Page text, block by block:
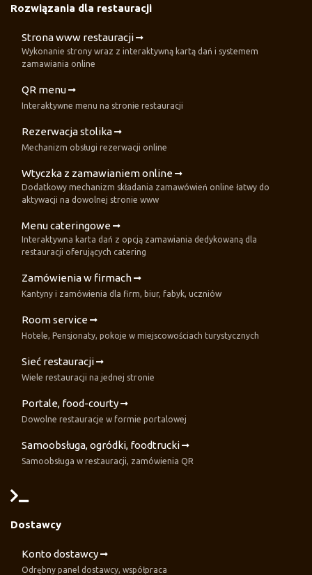
Rozwiązania dla restauracji
Strona www restauracji
Wykonanie strony wraz z interaktywną kartą dań i systemem
zamawiania online
QR menu
Interaktywne menu na stronie restauracji
Rezerwacja stolika
Mechanizm obsługi rezerwacji online
Wtyczka z zamawianiem online
Dodatkowy mechanizm składania zamawówień online łatwy do
aktywacji na dowolnej stronie www
Menu cateringowe
Interaktywna karta dań z opcją zamawiania dedykowaną dla
restauracji oferujących catering
Zamówienia w firmach
Kantyny i zamówienia dla firm, biur, fabyk, uczniów
Room service
Hotele, Pensjonaty, pokoje w miejscowościach turystycznych
Sieć restauracji
Wiele restauracji na jednej stronie
Portale, food-courty
Dowolne restauracje w formie portalowej
Samoobsługa, ogródki, foodtrucki
Samoobsługa w restauracji, zamówienia QR
Dostawcy
Konto dostawcy
Odrębny panel dostawcy, współpraca